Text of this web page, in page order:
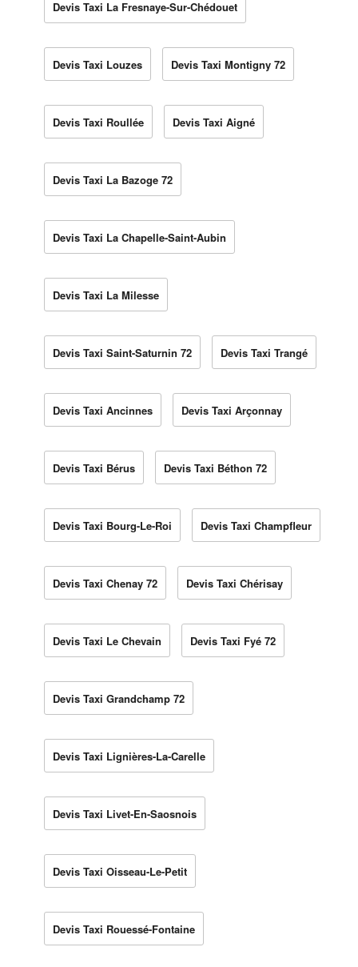
Devis Taxi La Fresnaye-Sur-Chédouet
Devis Taxi Louzes Devis Taxi Montigny 72
Devis Taxi Roullée Devis Taxi Aigné
Devis Taxi La Bazoge 72
Devis Taxi La Chapelle-Saint-Aubin
Devis Taxi La Milesse
Devis Taxi Saint-Saturnin 72 Devis Taxi Trangé
Devis Taxi Ancinnes Devis Taxi Arçonnay
Devis Taxi Bérus Devis Taxi Béthon 72
Devis Taxi Bourg-Le-Roi Devis Taxi Champfleur
Devis Taxi Chenay 72 Devis Taxi Chérisay
Devis Taxi Le Chevain Devis Taxi Fyé 72
Devis Taxi Grandchamp 72
Devis Taxi Lignières-La-Carelle
Devis Taxi Livet-En-Saosnois
Devis Taxi Oisseau-Le-Petit
Devis Taxi Rouessé-Fontaine